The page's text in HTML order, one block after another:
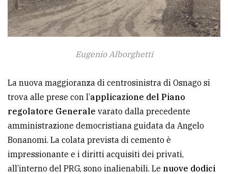
Eugenio Alborghetti
La nuova maggioranza di centrosinistra di Osnago si
trova alle prese con l’applicazione del Piano
regolatore Generale varato dalla precedente
amministrazione democristiana guidata da Angelo
Bonanomi. La colata prevista di cemento è
impressionante e i diritti acquisiti dei privati,
all’interno del PRG, sono inalienabili. Le nuove dodici